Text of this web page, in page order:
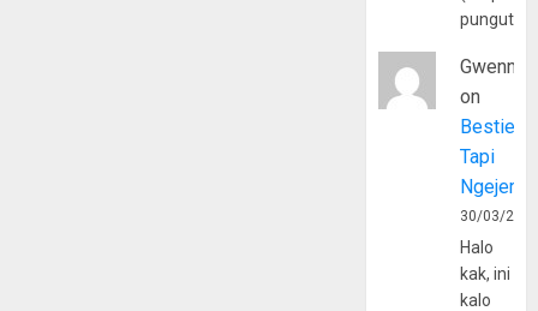
Gwenny
on
Bestie
Tapi
30/03/
Halo
kak, ini
kalo